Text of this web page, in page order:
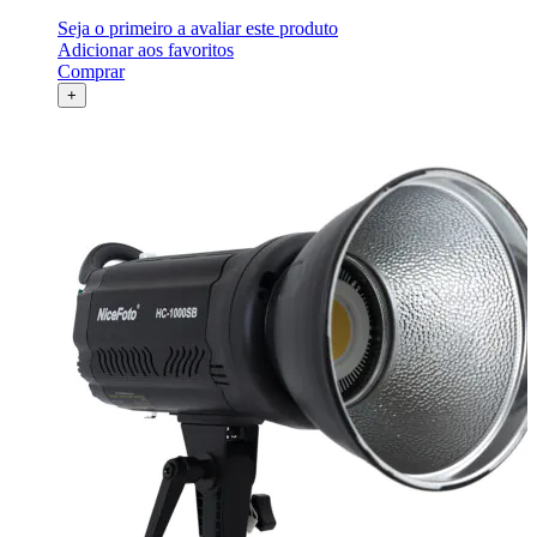
Seja o primeiro a avaliar este produto
Adicionar aos favoritos
Comprar
+